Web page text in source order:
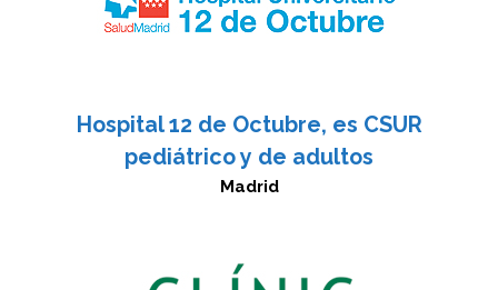
Hospital 12 de Octubre, es CSUR
pediátrico y de adultos
Madrid